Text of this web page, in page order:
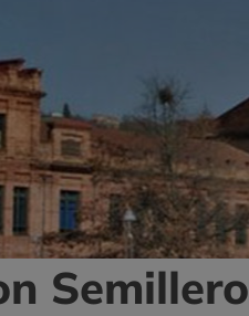
Semillero